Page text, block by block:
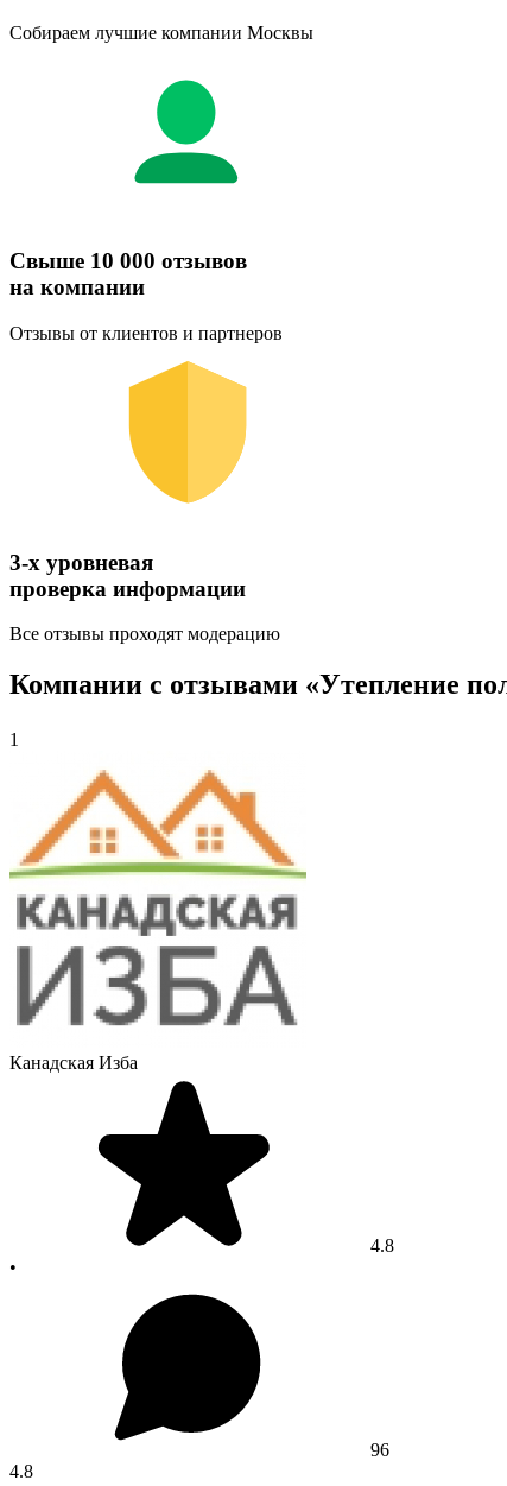
Собираем лучшие компании Москвы
Свыше 10 000 отзывов
на компании
Отзывы от клиентов и партнеров
3-х уровневая
проверка информации
Все отзывы проходят модерацию
Компании с отзывами «Утепление
1
Канадская Изба
4.8
•
96
4.8